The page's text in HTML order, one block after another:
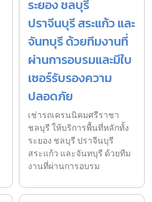
ระยอง ชลบุรี
ปราจีนบุรี สระแก้ว และ
จันทบุรี ด้วยทีมงานที่
ผ่านการอบรมและมีใบ
เซอร์รับรองความ
ปลอดภัย
เช่ารถเครนนิคมศรีราชา
ชลบุรี ให้บริการพื้นที่หลักทั้ง
ระยอง ชลบุรี ปราจีนบุรี
สระแก้ว และจันทบุรี ด้วยทีม
งานที่ผ่านการอบรม